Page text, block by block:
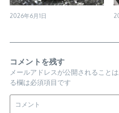
2026年6月1日
コメントを残す
メールアドレスが公開されることは
る欄は必須項目です